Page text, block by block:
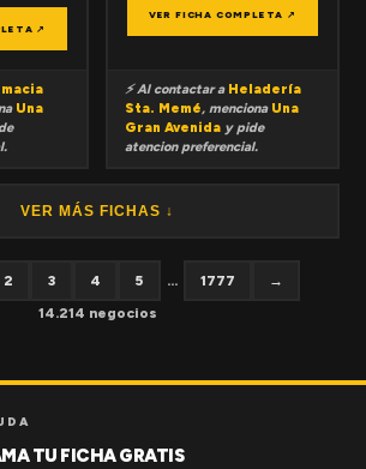
↗
Una
VER FICHA COMPLETA ↗
⚡ Al contactar a Heladería
Sta. Memé, menciona Una
Gran Avenida y pide
atencion preferencial.
VER MÁS FICHAS ↓
2 3 4 5 ... 1777
→
14.214 negocios
TU FICHA GRATIS